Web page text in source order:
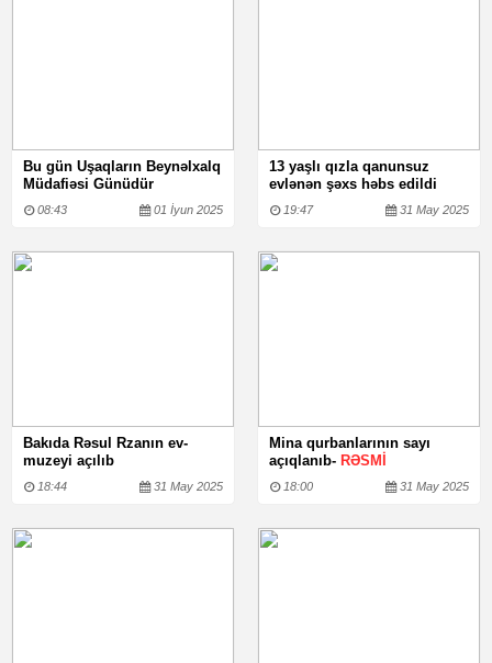
Bu gün Uşaqların Beynəlxalq
Müdafiəsi Günüdür
08:43 01 İyun 2025
13 yaşlı qızla qanunsuz
evlənən şəxs həbs edildi
19:47 31 May 2025
Bakıda Rəsul Rzanın ev-
muzeyi açılıb
18:44 31 May 2025
Mina qurbanlarının sayı
açıqlanıb- RƏSMİ
18:00 31 May 2025